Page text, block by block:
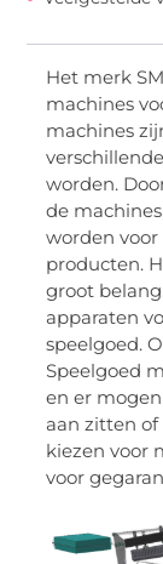
Het merk
machines
machines
worden.
de
worden
producten.
groot
apparaten
speelgoed.
Speelgoed
en er
aan zitten
kiezen voor
voor